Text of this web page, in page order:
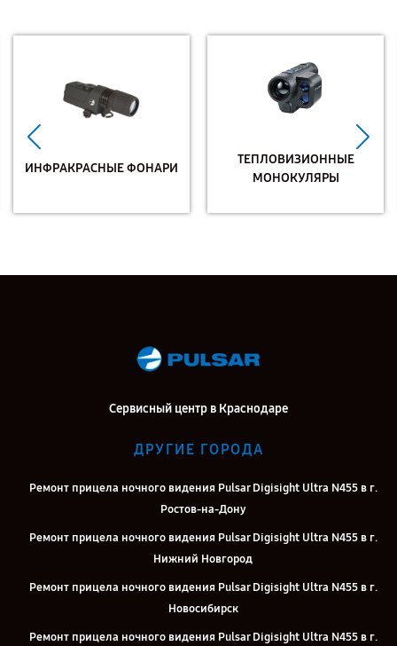
ИНФРАКРАСНЫЕ ФОНАРИ
ТЕПЛОВИЗИОННЫЕ
МОНОКУЛЯРЫ
Сервисный центр в Краснодаре
ДРУГИЕ ГОРОДА
Ремонт прицела ночного видения Pulsar Digisight Ultra N455 в г.
Ростов-на-Дону
Ремонт прицела ночного видения Pulsar Digisight Ultra N455 в г.
Нижний Новгород
Ремонт прицела ночного видения Pulsar Digisight Ultra N455 в г.
Новосибирск
Ремонт прицела ночного видения Pulsar Digisight Ultra N455 в г.